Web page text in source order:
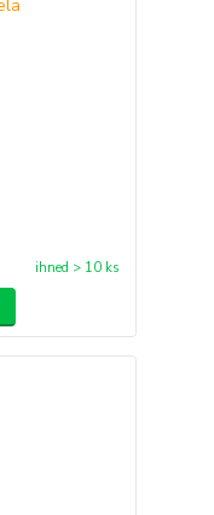
ihned > 10 ks